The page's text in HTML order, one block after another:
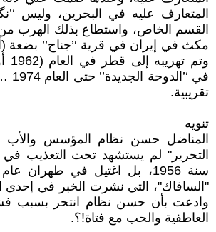
المتعارف عليه في البحرين، وليس
القسم الخاص، واستطاع بذلك الهرب
مكث في إيران في قرية ‘’جناح’’ بضعة
في
تقريبية.
تنويه
المناضل حسن نظام المؤسس والأب
التحرير" لم يستشهد تحت التعذيب
"السافاك"، التي نشرت الخبر في إحدى
وادعت بأن حسن نظام انتحر بسبب
العاطفية والحب مع فتاة!؟.